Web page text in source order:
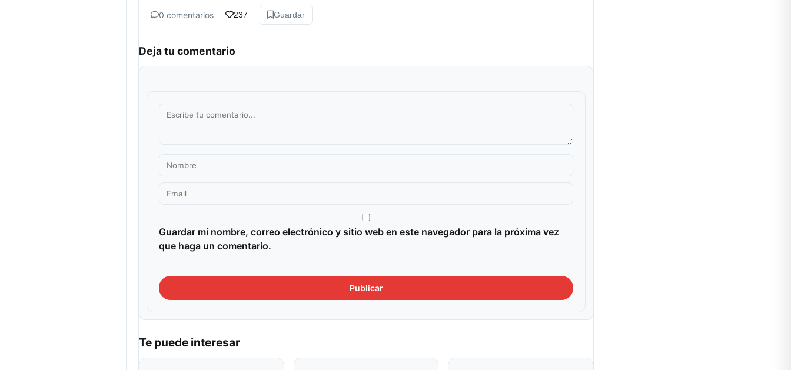
0 comentarios 237 Guardar
Deja tu comentario
Guardar mi nombre, correo electrónico y sitio web en este navegador para la próxima vez
que haga un comentario.
Te puede interesar